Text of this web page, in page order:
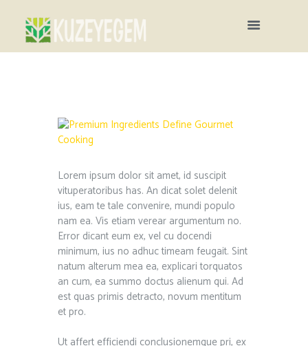
Lorem ipsum dolor sit amet, id suscipit
vituperatoribus has. An dicat solet delenit
ius, eam te tale convenire, mundi populo
nam ea. Vis etiam verear argumentum no.
Error dicant eum ex, vel cu docendi
minimum, ius no adhuc timeam feugait. Sint
natum alterum mea ea, explicari torquatos
an cum, ea summo doctus alienum qui. Ad
est quas primis detracto, novum mentitum
et pro.
Ut affert efficiendi conclusionemque pri, ex